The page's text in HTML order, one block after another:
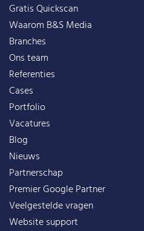
Gratis Quickscan
Waarom B&S Media
Branches
Ons team
Referenties
Cases
Portfolio
Vacatures
Blog
Nieuws
Partnerschap
Premier Google Partner
Veelgestelde vragen
Website support